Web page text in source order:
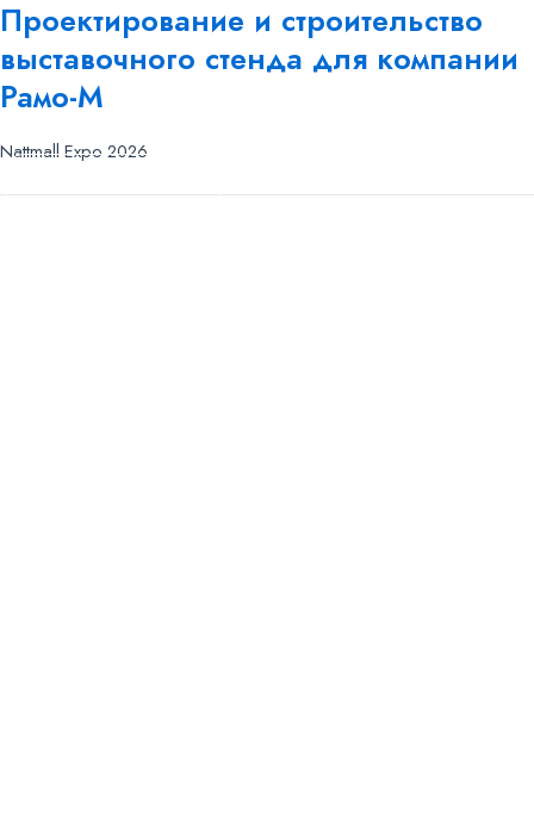
Проектирование и строительство
выставочного стенда для компании
Рамо-М
Nattmall Expo 2026